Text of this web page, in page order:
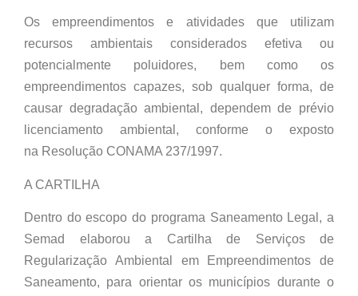
Os empreendimentos e atividades que utilizam
recursos ambientais considerados efetiva ou
potencialmente poluidores, bem como os
empreendimentos capazes, sob qualquer forma, de
causar degradação ambiental, dependem de prévio
licenciamento ambiental, conforme o exposto
na Resolução CONAMA 237/1997.
A CARTILHA
Dentro do escopo do programa Saneamento Legal, a
Semad elaborou a Cartilha de Serviços de
Regularização Ambiental em Empreendimentos de
Saneamento, para orientar os municípios durante o